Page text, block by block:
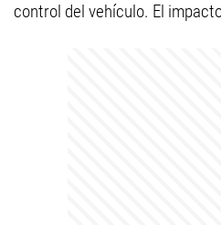
control del vehículo. El